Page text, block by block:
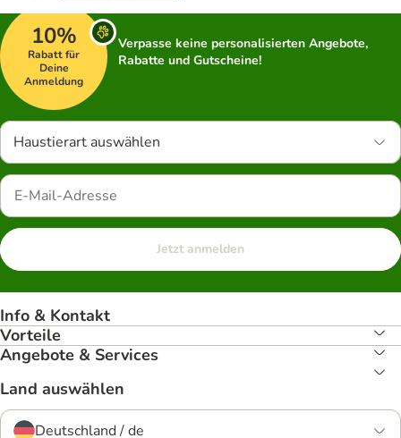
10%
Rabatt für
Deine
Anmeldung
Verpasse keine personalisierten Angebote,
Rabatte und Gutscheine!
Haustierart auswählen
Jetzt anmelden
Info & Kontakt
Vorteile
Angebote & Services
Land auswählen
Deutschland / de